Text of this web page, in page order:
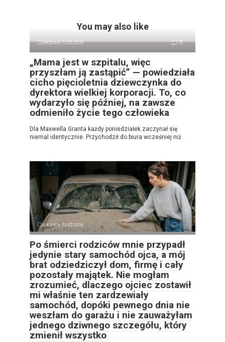
You may also like
Ciekawe historie 0
„Mama jest w szpitalu, więc
przyszłam ją zastąpić” — powiedziała
cicho pięcioletnia dziewczynka do
dyrektora wielkiej korporacji. To, co
wydarzyło się później, na zawsze
odmieniło życie tego człowieka
Dla Maxwella Granta każdy poniedziałek zaczynał się
niemal identycznie. Przychodził do biura wcześniej niż
Ciekawe historie 0
Po śmierci rodziców mnie przypadł
jedynie stary samochód ojca, a mój
brat odziedziczył dom, firmę i cały
pozostały majątek. Nie mogłam
zrozumieć, dlaczego ojciec zostawił
mi właśnie ten zardzewiały
samochód, dopóki pewnego dnia nie
weszłam do garażu i nie zauważyłam
jednego dziwnego szczegółu, który
zmienił wszystko